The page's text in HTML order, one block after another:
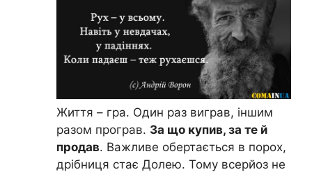
Життя – гра. Один раз виграв, іншим
разом програв. За що купив, за те й
продав. Важливе обертається в порох,
дрібниця стає Долею. Тому всерйоз не